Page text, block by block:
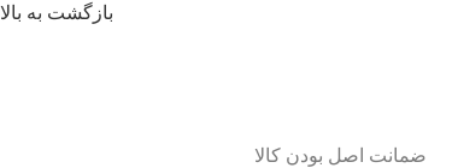
بازگشت به بالا
ضمانت اصل بودن کالا